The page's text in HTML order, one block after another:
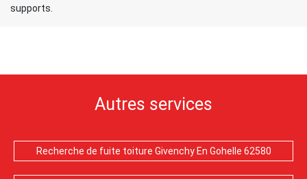
supports.
Autres services
Recherche de fuite toiture Givenchy En Gohelle 62580